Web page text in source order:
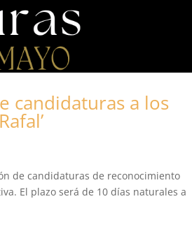
candidaturas a los
de candidaturas de reconocimiento
El plazo será de 10 días naturales a